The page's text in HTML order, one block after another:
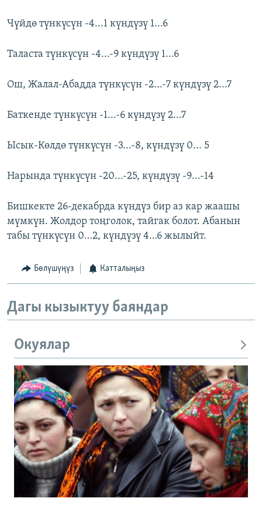
Чүйдө түнкүсүн -4...1 күндүзү 1...6
Таласта түнкүсүн -4...-9 күндүзү 1...6
Ош, Жалал-Абадда түнкүсүн -2...-7 күндүзү 2...7
Баткенде түнкүсүн -1...-6 күндүзү 2...7
Ысык-Көлдө түнкүсүн -3...-8, күндүзү 0... 5
Нарында түнкүсүн -20...-25, күндүзү -9...-14
Бишкекте 26-декабрда күндүз бир аз кар жаашы
мүмкүн. Жолдор тоңголок, тайгак болот. Абанын
табы түнкүсүн 0…2, күндүзү 4…6 жылыйт.
Бөлүшүңүз Катталыңыз
Дагы кызыктуу баяндар
Окуялар